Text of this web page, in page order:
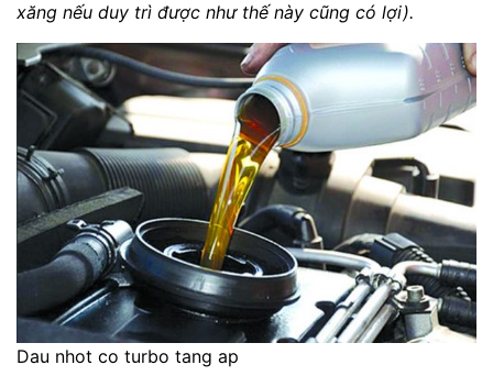
xăng nếu duy trì được như thế này cũng có lợi).
Dau nhot co turbo tang ap